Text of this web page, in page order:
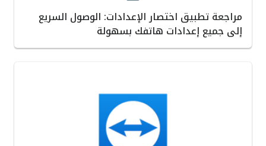
مراجعة تطبيق اختصار الإعدادات: الوصول السريع
إلى جميع إعدادات هاتفك بسهولة